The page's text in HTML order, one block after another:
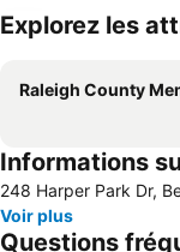
Explorez les
Raleigh County
Informations
248 Harper Park Dr,
Voir plus
Questions